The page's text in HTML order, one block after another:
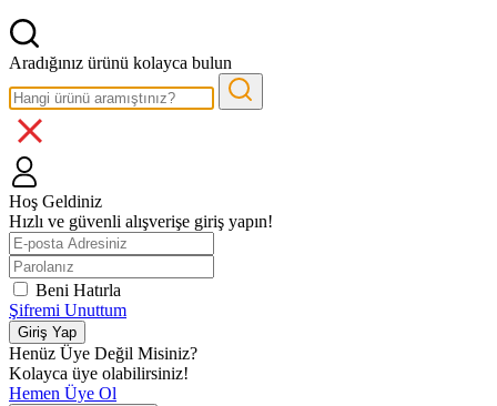
Aradığınız ürünü kolayca bulun
Hoş Geldiniz
Hızlı ve güvenli alışverişe giriş yapın!
Beni Hatırla
Şifremi Unuttum
Giriş Yap
Henüz Üye Değil Misiniz?
Kolayca üye olabilirsiniz!
Hemen Üye Ol